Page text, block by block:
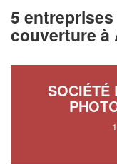
5
couverture à
SOCIÉTÉ